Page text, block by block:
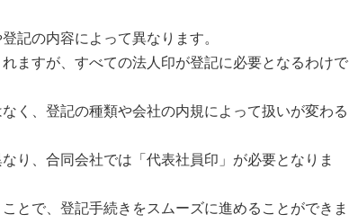
記の内容によって異なります。
ますが、すべての法人印が登記に必要となるわけで
く、登記の種類や会社の内規によって扱いが変わる
り、合同会社では「代表社員印」が必要となりま
とで、登記手続きをスムーズに進めることができま